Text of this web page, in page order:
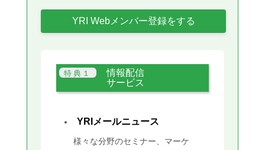
YRI Webメンバー登録をする
情報配信
サービス
YRIメールニュース
様々な分野のセミナー、マーケ